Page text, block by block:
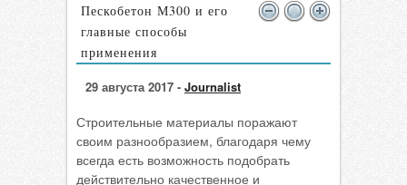
Пескобетон М300 и его
главные способы
применения
29 августа 2017 - Journalist
Строительные материалы поражают
своим разнообразием, благодаря чему
всегда есть возможность подобрать
действительно качественное и